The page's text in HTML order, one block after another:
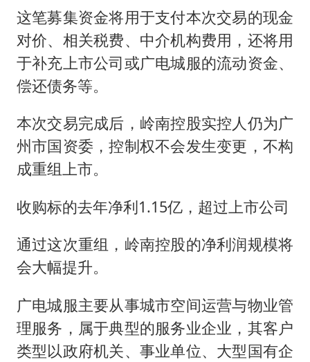
这笔募集资金将用于支付本次交易的现金
对价、相关税费、中介机构费用，还将用
于补充上市公司或广电城服的流动资金、
偿还债务等。
本次交易完成后，岭南控股实控人仍为广
州市国资委，控制权不会发生变更，不构
成重组上市。
收购标的去年净利1.15亿，超过上市公司
通过这次重组，岭南控股的净利润规模将
会大幅提升。
广电城服主要从事城市空间运营与物业管
理服务，属于典型的服务业企业，其客户
类型以政府机关、事业单位、大型国有企